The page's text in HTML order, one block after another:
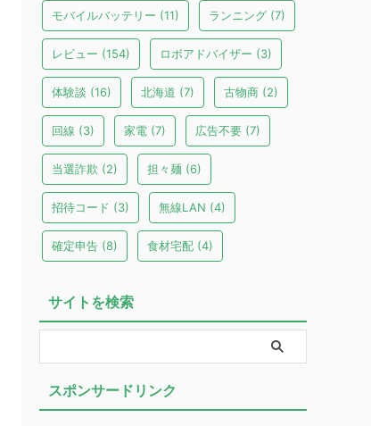
モバイルバッテリー (11) ランニング (7)
レビュー (154) ロボアドバイザー (3)
体験談 (16) 北海道 (7) 古物商 (2)
回線 (3) 家電 (7) 広告不要 (7)
当選詐欺 (2) 担々麺 (6)
招待コード (3) 無線LAN (4)
確定申告 (8) 食材宅配 (4)
サイトを検索
スポンサードリンク